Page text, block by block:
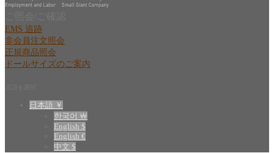
EMS 追跡
非会員注文照会
正規商品照会
ドールサイズのご案内
日本語 ￥
한국어 ￦
English $
English €
中文 $